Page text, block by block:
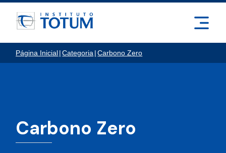
Página Inicial| Categoria | Carbono Zero
Carbono Zero